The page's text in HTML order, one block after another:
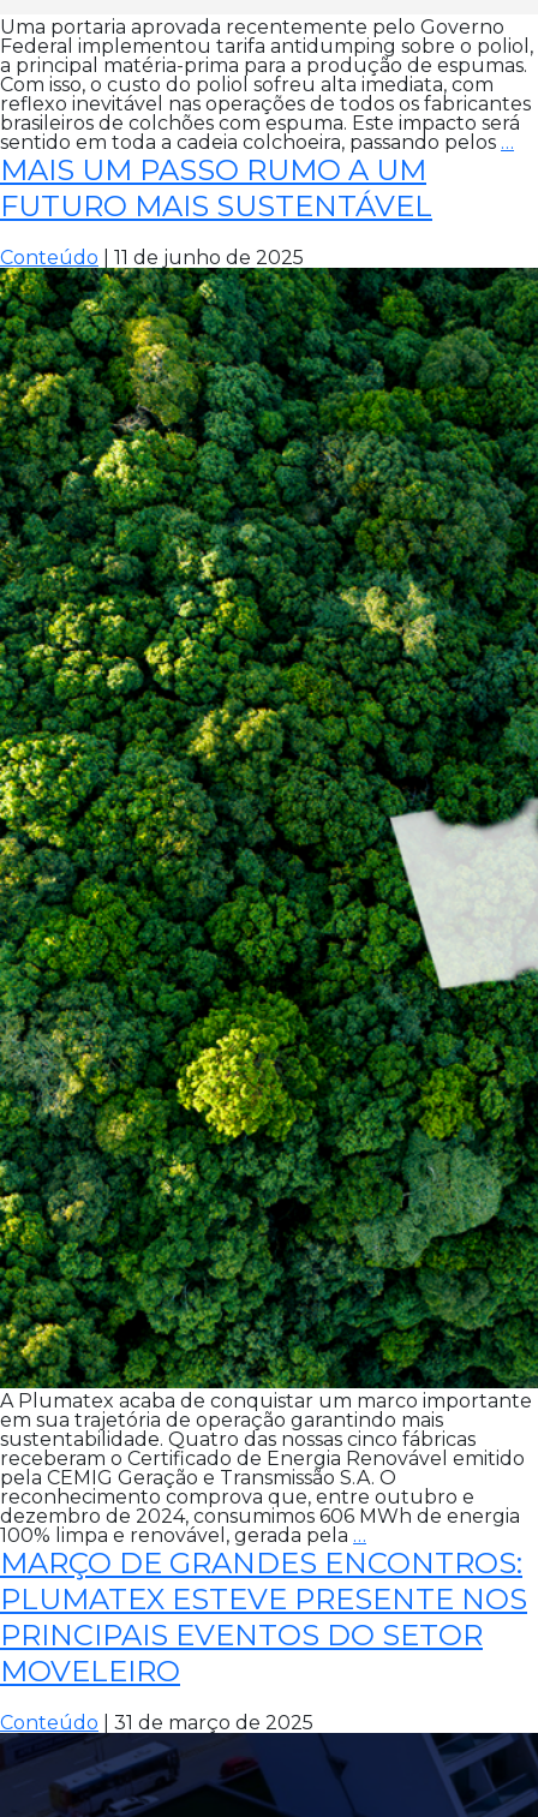
Uma portaria aprovada recentemente pelo Governo
Federal implementou tarifa antidumping sobre o poliol,
a principal matéria-prima para a produção de espumas.
Com isso, o custo do poliol sofreu alta imediata, com
reflexo inevitável nas operações de todos os fabricantes
brasileiros de colchões com espuma. Este impacto será
sentido em toda a cadeia colchoeira, passando pelos …
MAIS UM PASSO RUMO A UM
FUTURO MAIS SUSTENTÁVEL
Conteúdo 11 de junho de 2025
A Plumatex acaba de conquistar um marco importante
em sua trajetória de operação garantindo mais
sustentabilidade. Quatro das nossas cinco fábricas
receberam o Certificado de Energia Renovável emitido
pela CEMIG Geração e Transmissão S.A. O
reconhecimento comprova que, entre outubro e
dezembro de 2024, consumimos 606 MWh de energia
100% limpa e renovável, gerada pela …
UM
PASSO
RUMO
A
UM
FUTURO
MARÇO DE GRANDES ENCONTROS:
PLUMATEX ESTEVE PRESENTE NOS
PRINCIPAIS EVENTOS DO SETOR
MOVELEIRO
Conteúdo 31 de março de 2025